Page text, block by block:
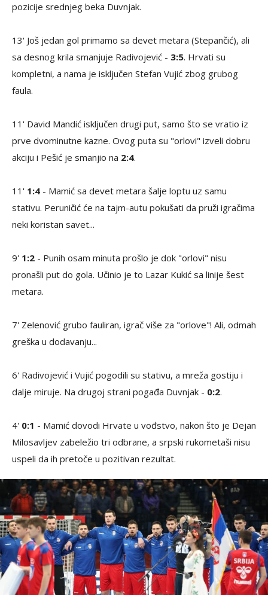
pozicije srednjeg beka Duvnjak.
13' Još jedan gol primamo sa devet metara (Stepančić), ali
sa desnog krila smanjuje Radivojević - 3:5. Hrvati su
kompletni, a nama je isključen Stefan Vujić zbog grubog
faula.
11' David Mandić isključen drugi put, samo što se vratio iz
prve dvominutne kazne. Ovog puta su "orlovi" izveli dobru
akciju i Pešić je smanjio na 2:4.
11' 1:4 - Mamić sa devet metara šalje loptu uz samu
stativu. Peruničić će na tajm-autu pokušati da pruži igračima
neki koristan savet...
9' 1:2 - Punih osam minuta prošlo je dok "orlovi" nisu
pronašli put do gola. Učinio je to Lazar Kukić sa linije šest
metara.
7' Zelenović grubo fauliran, igrač više za "orlove"! Ali, odmah
greška u dodavanju...
6' Radivojević i Vujić pogodili su stativu, a mreža gostiju i
dalje miruje. Na drugoj strani pogađa Duvnjak - 0:2.
4' 0:1 - Mamić dovodi Hrvate u vođstvo, nakon što je Dejan
Milosavljev zabeležio tri odbrane, a srpski rukometaši nisu
uspeli da ih pretoče u pozitivan rezultat.